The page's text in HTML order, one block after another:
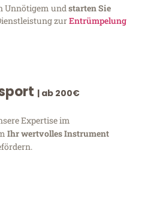
Unnötigem undstarten Sie
zurEntrümpelung
| ab 200€
Expertise im
Ihr wertvolles Instrument